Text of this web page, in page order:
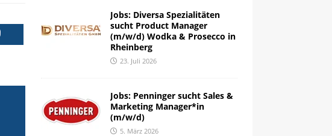
Jobs: Diversa Spezialitäten
sucht Product Manager
(m/w/d) Wodka & Prosecco in
Rheinberg
23. Juli 2026
Jobs: Penninger sucht Sales &
Marketing Manager*in
(m/w/d)
5. März 2026